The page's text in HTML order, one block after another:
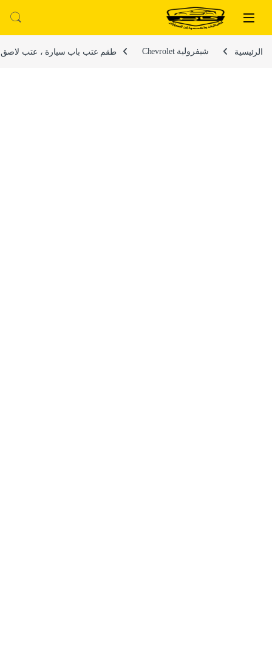
تخطي إلى المحتوى
الرئيسية شيفرولية Chevrolet طقم عتب باب سيارة ، عتب لاصق